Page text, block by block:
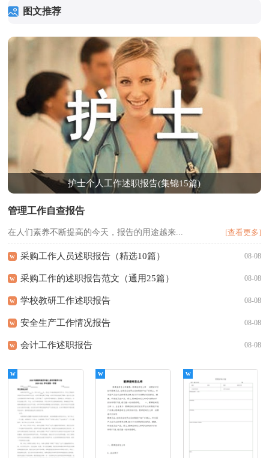
图文推荐
护士个人工作述职报告(集锦15篇)
管理工作自查报告
在人们素养不断提高的今天，报告的用途越来... [查看更多]
w 采购工作人员述职报告（精选10篇） 08-08
w 采购工作的述职报告范文（通用25篇） 08-08
w 学校教研工作述职报告 08-08
w 安全生产工作情况报告 08-08
w 会计工作述职报告 08-08